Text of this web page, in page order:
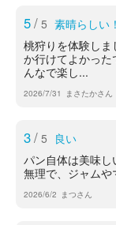
5/ 5 素晴らしい！
桃狩りを体験しま
か行けてよかっ
んなで楽し...
2026/7/31 まさたかさん
3/ 5 良い
パン自体は美味
無理で、ジャムや
2026/6/2 まつさん